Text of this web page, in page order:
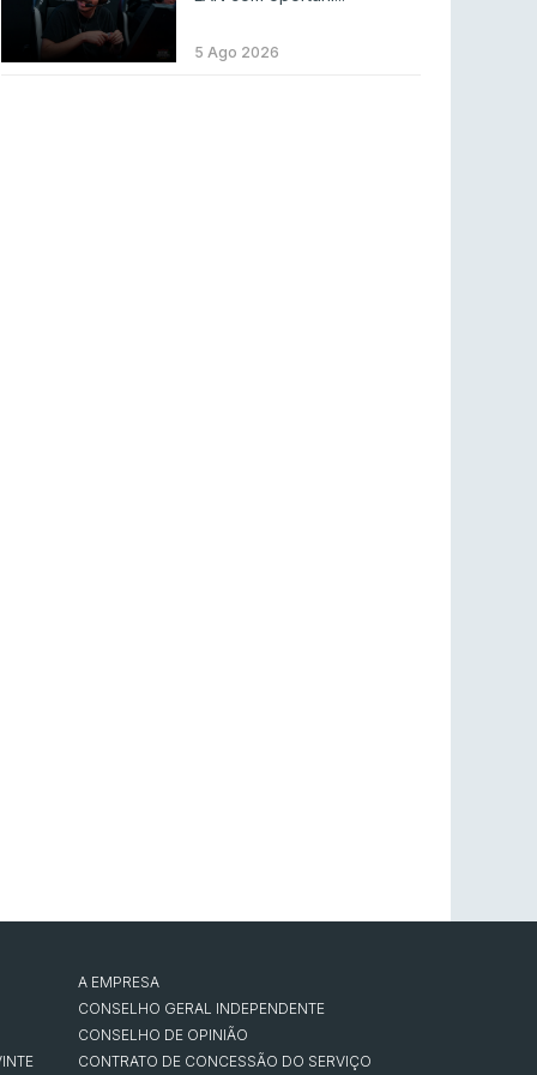
MOUZ surpreende Spirit para vencer BLAST
Bounty
5 Ago 2026
A EMPRESA
CONSELHO GERAL INDEPENDENTE
CONSELHO DE OPINIÃO
CONTRATO DE CONCESSÃO DO SERVIÇO